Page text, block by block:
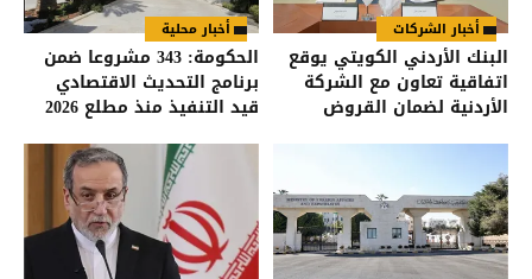
أخبار الشركات
البنك الأردني الكويتي يوقع
اتفاقية تعاون مع الشركة
الأردنية لضمان القروض
أخبار محلية
الحكومة: 343 مشروعا ضمن
برنامج التحديث الاقتصادي
قيد التنفيذ منذ مطلع 2026